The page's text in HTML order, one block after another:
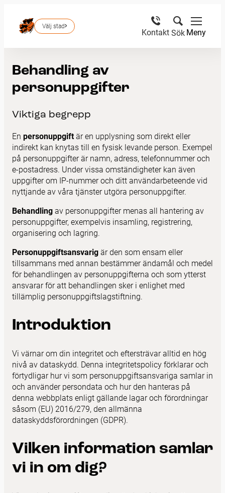
Välj stad
Kontakt Sök Meny
Behandling av
personuppgifter
Viktiga begrepp
En personuppgiftär en upplysning som direkt eller
indirekt kan knytas till en fysisk levande person. Exempel
på personuppgifter är namn, adress, telefonnummer och
e-postadress. Under vissa omständigheter kan även
uppgifter om IP-nummer och ditt användarbeteende vid
nyttjande av våra tjänster utgöra personuppgifter.
Behandling av personuppgifter menas all hantering av
personuppgifter, exempelvis insamling, registrering,
organisering och lagring.
Personuppgiftsansvarig är den som ensam eller
tillsammans med annan bestämmer ändamål och medel
för behandlingen av personuppgifterna och som ytterst
ansvarar för att behandlingen sker i enlighet med
tillämplig personuppgiftslagstiftning.
Introduktion
Vi värnar om din integritet och eftersträvar alltid en hög
nivå av dataskydd. Denna integritetspolicy förklarar och
förtydligar hur vi som personuppgiftsansvariga samlar in
och använder persondata och hur den hanteras på
denna webbplats enligt gällande lagar och förordningar
såsom (EU) 2016/279, den allmänna
dataskyddsförordningen (GDPR).
Vilken information samlar
vi in om dig?